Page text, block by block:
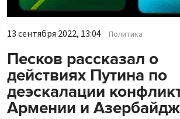
13 сентября 2022, 13:04 Политика
Песков рассказал о
действиях Путина по
деэскалации
Армении и